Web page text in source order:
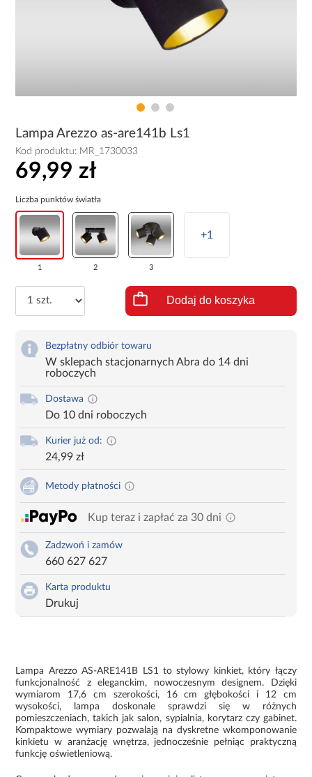
Lampa Arezzo as-are141b Ls1
Kod produktu: MR_1730033
69,99 zł
Liczba punktów światła
1 2 3
+1
Dodaj do koszyka
Bezpłatny odbiór towaru
W sklepach stacjonarnych Abra do 14 dni
roboczych
Dostawa
Do 10 dni roboczych
Kurier już od:
24,99 zł
Metody płatności
Kup teraz i zapłać za 30 dni
Zadzwoń i zamów
660 627 627
Karta produktu
Drukuj
Lampa Arezzo AS-ARE141B LS1 to stylowy kinkiet, który łączy
funkcjonalność z eleganckim, nowoczesnym designem. Dzięki
wymiarom 17,6 cm szerokości, 16 cm głębokości i 12 cm
wysokości, lampa doskonale sprawdzi się w różnych
pomieszczeniach, takich jak salon, sypialnia, korytarz czy gabinet.
Kompaktowe wymiary pozwalają na dyskretne wkomponowanie
kinkietu w aranżację wnętrza, jednocześnie pełniąc praktyczną
funkcję oświetleniową.